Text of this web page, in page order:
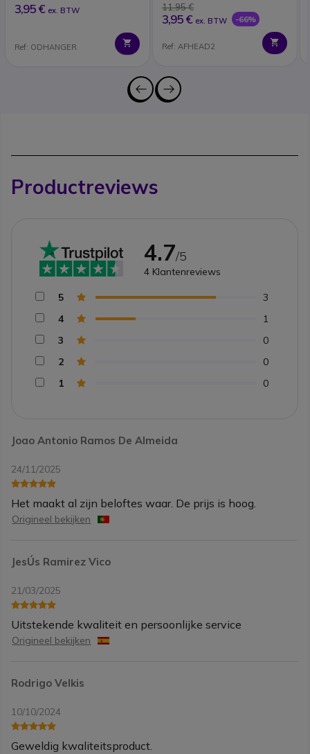
3,95 € ex. BTW
Ref: ODHANGER
11,95 €
3,95 € ex. BTW -66%
Ref: AFHEAD2
Productreviews
Joao Antonio Ramos De Almeida
24/11/2025
Het maakt al zijn beloftes waar. De prijs is hoog.
Origineel bekijken
JesÚs Ramirez Vico
21/03/2025
Uitstekende kwaliteit en persoonlijke service
Origineel bekijken
Rodrigo Velkis
10/10/2024
Geweldig kwaliteitsproduct.
4.7/5
4 Klantenreviews
5
3
4
1
3
0
2
0
1
0